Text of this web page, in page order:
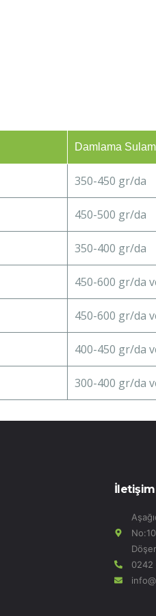
Damlama
350-450 gr/da
450-500 gr/da
350-400 gr/da
450-600 gr/da
450-600 gr/da
400-450 gr/da
300-400 gr/da
İletişim
0242